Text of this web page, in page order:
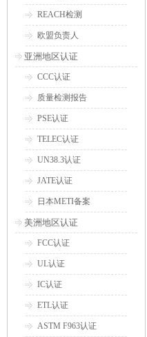
REACH检测
欧盟负责人
亚洲地区认证
CCC认证
质量检测报告
PSE认证
TELEC认证
UN38.3认证
JATE认证
日本METI备案
美洲地区认证
FCC认证
UL认证
IC认证
ETL认证
ASTM F963认证